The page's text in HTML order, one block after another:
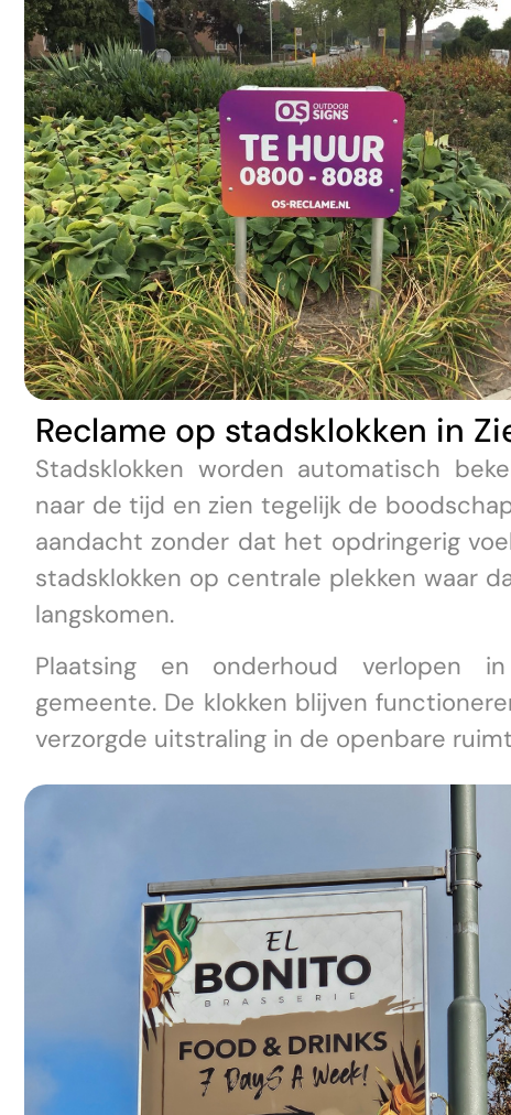
Reclame op stadsklokken in
Stadsklokken worden automatisch
naar de tijd en zien tegelijk de
aandacht zonder dat het opdringerig
stadsklokken op centrale plekken waar
langskomen.
Plaatsing en onderhoud verlopen
gemeente. De klokken blijven
verzorgde uitstraling in de openbare